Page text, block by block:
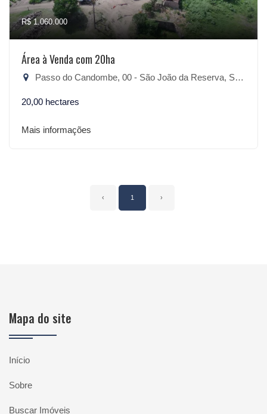
R$ 1.060.000
Área à Venda com 20ha
Passo do Candombe, 00 - São João da Reserva, São Lourenço do Sul-RS
20,00 hectares
Mais informações
‹ 1 ›
Mapa do site
Início
Sobre
Buscar Imóveis